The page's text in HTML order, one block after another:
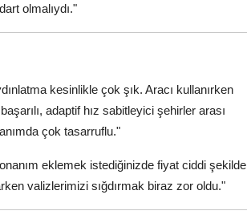
olmalıydı."
kesinlikle çok şık. Aracı kullanırken
adaptif hız sabitleyici şehirler arası
çok tasarruflu."
eklemek istediğinizde fiyat ciddi şekilde
valizlerimizi sığdırmak biraz zor oldu."